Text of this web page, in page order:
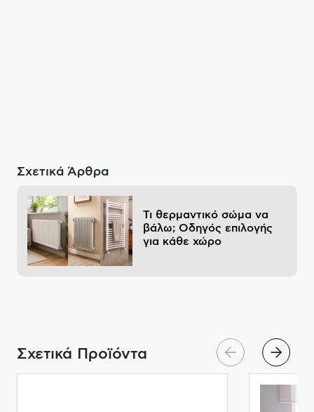
Σχετικά Άρθρα
Τι θερμαντικό σώμα να
βάλω; Οδηγός επιλογής
για κάθε χώρο
Σχετικά Προϊόντα